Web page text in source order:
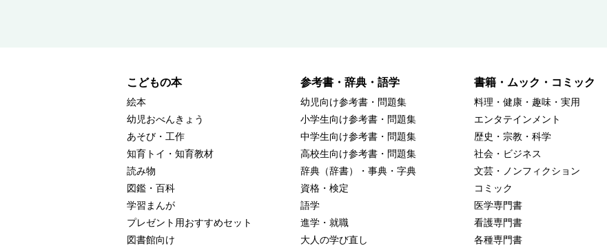
こどもの本
絵本
幼児おべんきょう
あそび・工作
知育トイ・知育教材
読み物
図鑑・百科
学習まんが
プレゼント用おすすめセット
図書館向け
参考書・辞典・語学
幼児向け参考書・問題集
小学生向け参考書・問題集
中学生向け参考書・問題集
高校生向け参考書・問題集
辞典（辞書）・事典・字典
資格・検定
語学
進学・就職
大人の学び直し
書籍・ムック・コミック
料理・健康・趣味・実用
エンタテインメント
歴史・宗教・科学
社会・ビジネス
文芸・ノンフィクション
コミック
医学専門書
看護専門書
各種専門書